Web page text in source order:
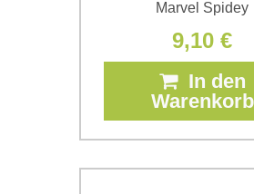
Marvel Spidey
9,10 €
In den
Warenkorb